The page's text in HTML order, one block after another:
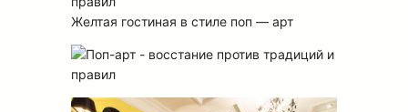
Желтая гостиная в стиле поп — арт